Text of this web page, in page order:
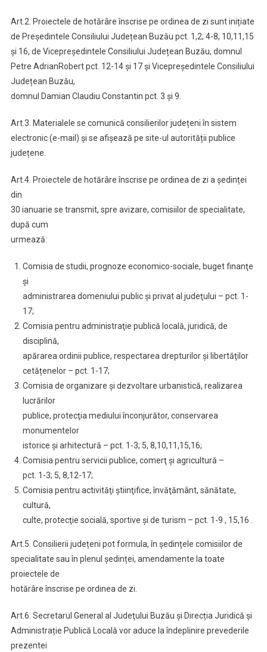
Art.2. Proiectele de hotărâre înscrise pe ordinea de zi sunt inițiate
de Președintele Consiliului Județean Buzău pct. 1,2; 4-8, 10,11,15
și 16, de Vicepreședintele Consiliului Județean Buzău, domnul
Petre AdrianRobert pct. 12-14 și 17 și Vicepreședintele Consiliului
Județean Buzău,
domnul Damian Claudiu Constantin pct. 3 și 9.
Art.3. Materialele se comunică consilierilor județeni în sistem
electronic (e-mail) și se afișează pe site-ul autorității publice
județene.
Art.4. Proiectele de hotărâre înscrise pe ordinea de zi a ședinței
din
30 ianuarie se transmit, spre avizare, comisiilor de specialitate,
după cum
urmează:
Comisia de studii, prognoze economico-sociale, buget finanţe
şi
administrarea domeniului public şi privat al judeţului – pct. 1-
17;
Comisia pentru administraţie publică locală, juridică, de
disciplină,
apărarea ordinii publice, respectarea drepturilor şi libertăţilor
cetățenelor – pct. 1-17;
Comisia de organizare şi dezvoltare urbanistică, realizarea
lucrărilor
publice, protecţia mediului înconjurător, conservarea
monumentelor
istorice şi arhitectură – pct. 1-3; 5, 8,10,11,15,16;
Comisia pentru servicii publice, comerţ şi agricultură –
pct. 1-3; 5, 8,12-17;
Comisia pentru activităţi ştiinţifice, învăţământ, sănătate,
cultură,
culte, protecţie socială, sportive şi de turism – pct. 1-9 , 15,16 .
Art.5. Consilierii județeni pot formula, în ședințele comisiilor de
specialitate sau în plenul ședinței, amendamente la toate
proiectele de
hotărâre înscrise pe ordinea de zi.
Art.6. Secretarul General al Judeţului Buzău și Direcția Juridică și
Administrație Publică Locală vor aduce la îndeplinire prevederile
prezentei